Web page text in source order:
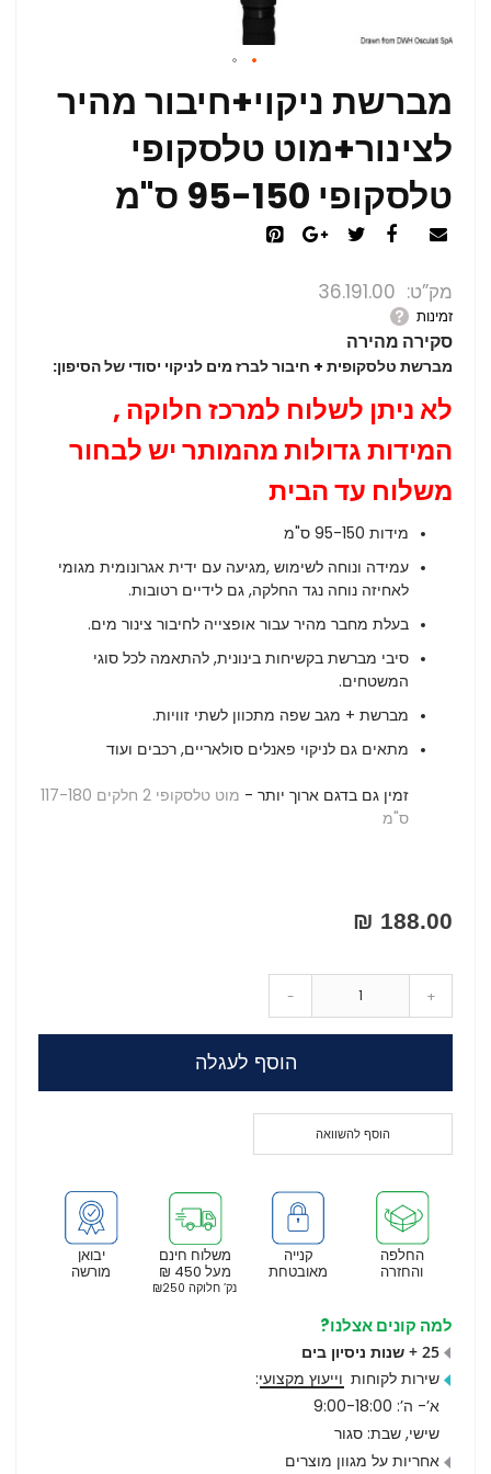
מברשת ניקוי+חיבור מהיר
לצינור+מוט טלסקופי
טלסקופי 95-150 ס"מ
מק”ט 36.191.00
זמינות
סקירה מהירה
מברשת טלסקופית + חיבור לברז מים לניקוי יסודי של הסיפון:
לא ניתן לשלוח למרכז חלוקה ,
המידות גדולות מהמותר יש לבחור
משלוח עד הבית
מידות 95-150 ס"מ
עמידה ונוחה לשימוש ,מגיעה עם ידית אגרונומית מגומי
לאחיזה נוחה נגד החלקה, גם לידיים רטובות.
בעלת מחבר מהיר עבור אופצייה לחיבור צינור מים.
סיבי מברשת בקשיחות בינונית, להתאמה לכל סוגי
המשטחים.
מברשת + מגב שפה מתכוון לשתי זוויות.
מתאים גם לניקוי פאנלים סולאריים, רכבים ועוד
זמין גם בדגם ארוך יותר -
מוט טלסקופי 2 חלקים 117-180
ס"מ
188.00 ₪
- +
הוסף לעגלה
הוסף להשוואה
יבואן
מורשה
משלוח חינם
מעל 450 ₪
נק’ חלוקה ₪250
קנייה
מאובטחת
החלפה
והחזרה
למה קונים אצלנו?
25 + שנות ניסיון בים
שירות לקוחות וייעוץ מקצועי:
א’- ה’: 9:00-18:00
שישי, שבת: סגור
אחריות על מגוון מוצרים